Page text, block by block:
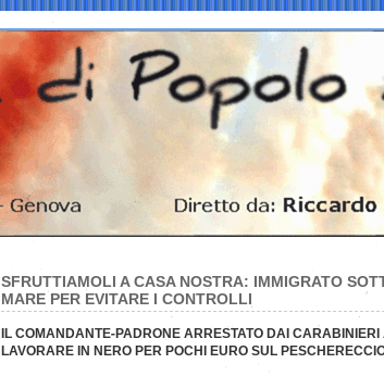
SFRUTTIAMOLI A CASA NOSTRA: IMMIGRATO
MARE PER EVITARE I CONTROLLI
IL COMANDANTE-PADRONE ARRESTATO DAI
LAVORARE IN NERO PER POCHI EURO SUL